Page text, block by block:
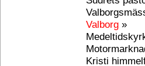
Valborg »
Kristi